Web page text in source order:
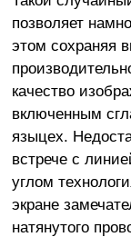
позволяет
этом сохраняя
качество
включенным
языцех.
встрече с
углом
экране
натянутого